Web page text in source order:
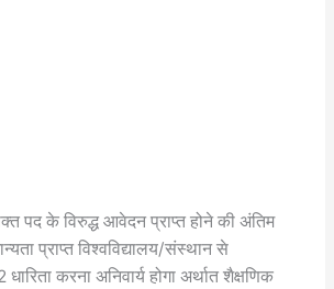
पद के विरुद्ध आवेदन प्राप्त होने की अंतिम
प्राप्त विश्वविद्यालय/संस्थान से
करना अनिवार्य होगा अर्थात शैक्षणिक